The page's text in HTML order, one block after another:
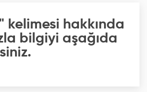
kelimesi hakkında
bilgiyi aşağıda